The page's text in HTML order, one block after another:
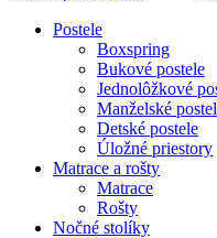
Postele
Boxspring
Bukové postele
Jednolôžkové
Manželské
Detské postele
Úložné priestory
Matrace a rošty
Matrace
Rošty
Nočné stolíky